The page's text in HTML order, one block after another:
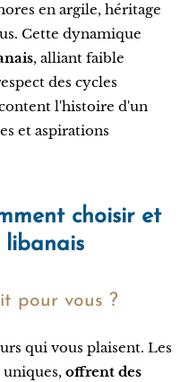
en argile, héritage
Cette dynamique
, alliant faible
des cycles
l'histoire d'un
et aspirations
choisir et
libanais
pour vous ?
qui vous plaisent. Les
offrent des